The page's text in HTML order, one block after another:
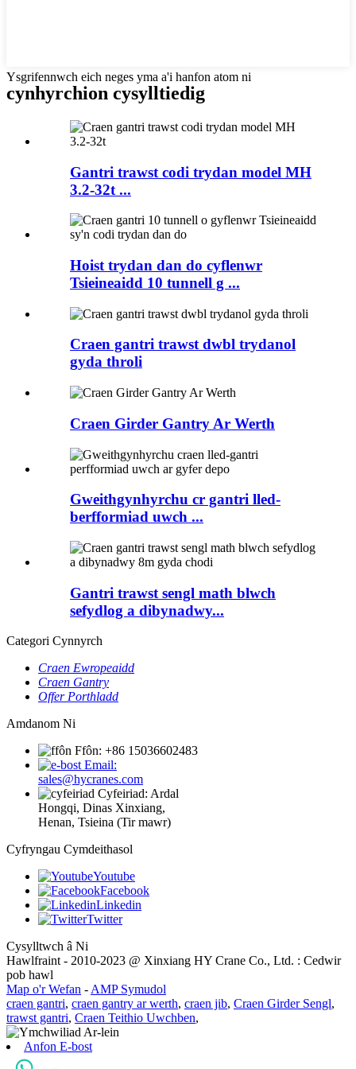
Ysgrifennwch eich neges yma a'i hanfon atom ni
cynhyrchion cysylltiedig
Gantri trawst codi trydan model MH
3.2-32t ...
Hoist trydan dan do cyflenwr
Tsieineaidd 10 tunnell g ...
Craen gantri trawst dwbl trydanol
gyda throli
Craen Girder Gantry Ar Werth
Gweithgynhyrchu cr gantri lled-
berfformiad uwch ...
Gantri trawst sengl math blwch
sefydlog a dibynadwy...
Categori Cynnyrch
Craen Ewropeaidd
Craen Gantry
Offer Porthladd
Amdanom Ni
Ffôn: +86 15036602483
Email:
sales@hycranes.com
Cyfeiriad: Ardal
Hongqi, Dinas Xinxiang,
Henan, Tsieina (Tir mawr)
Cyfryngau Cymdeithasol
Youtube
Facebook
Linkedin
Twitter
Cysylltwch â Ni
Hawlfraint - 2010-2023 @ Xinxiang HY Crane Co., Ltd. : Cedwir
pob hawl
Map o'r Wefan -AMP Symudol
craen gantri, craen gantry ar werth, craen jib, Craen Girder Sengl,
trawst gantri, Craen Teithio Uwchben,
Anfon E-bost